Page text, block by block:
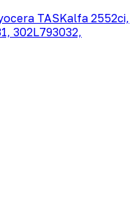
TASKalfa 2552ci,
302L793032,